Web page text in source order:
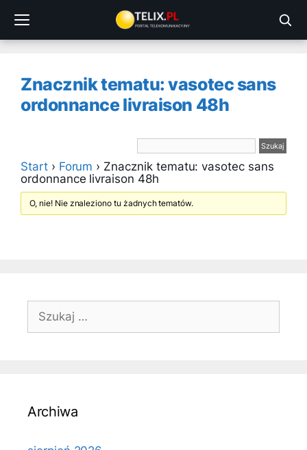
treści
Znacznik tematu: vasotec sans
ordonnance livraison 48h
Start › Forum › Znacznik tematu: vasotec sans
ordonnance livraison 48h
O, nie! Nie znaleziono tu żadnych tematów.
Szukaj:
Archiwa